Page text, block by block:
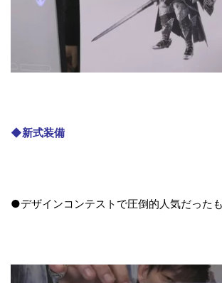
◆新式装備
●デザインコンテストで圧倒的人気だった